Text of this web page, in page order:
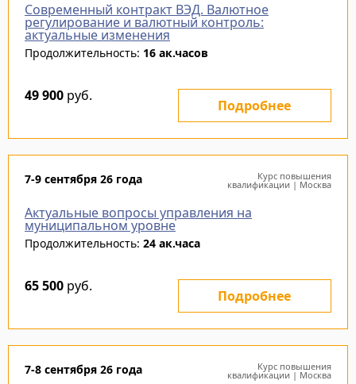
Современный контракт ВЭД. Валютное
регулирование и валютный контроль:
актуальные изменения
Продолжительность: 16 ак.часов
49 900 руб.
Подробнее
7-9 сентября 26 года Курс повышения
квалификации | Москва
Актуальные вопросы управления на
муниципальном уровне
Продолжительность: 24 ак.часа
65 500 руб.
Подробнее
7-8 сентября 26 года Курс повышения
квалификации | Москва